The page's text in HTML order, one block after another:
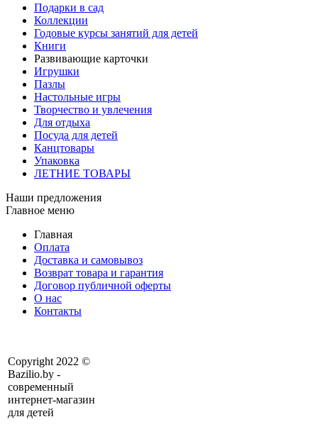
Подарки в сад
Коллекции
Годовые курсы занятий для детей
Книги
Развивающие карточки
Игрушки
Пазлы
Настольные игры
Творчество и увлечения
Для отдыха
Посуда для детей
Канцтовары
Упаковка
ЛЕТНИЕ ТОВАРЫ
Наши предложения
Главное меню
Главная
Оплата
Доставка и самовывоз
Возврат товара и гарантия
Договор публичной оферты
О нас
Контакты
Copyright 2022 ©
Bazilio.by -
современный
интернет-магазин
для детей